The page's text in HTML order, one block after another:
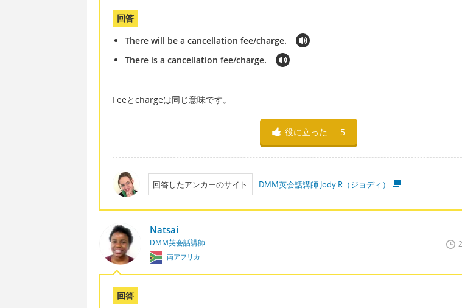
回答
There will be a cancellation fee/charge.
There is a cancellation fee/charge.
Feeとchargeは同じ意味です。
役に立った 5
回答したアンカーのサイト DMM英会話講師 Jody R（ジョディ）
Natsai
DMM英会話講師
南アフリカ
回答